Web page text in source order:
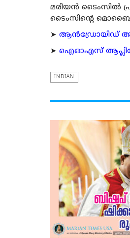
മരിയന്‍ ടൈംസില്‍
ടൈംസിന്റെ മൊബൈല്‍
➤ ആന്‍ഡ്രോയിഡ്
➤ ഐഓഎസ്
INDIAN